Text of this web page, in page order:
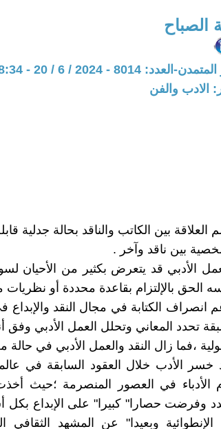
الصباح
العدد: 8014 - 2024 / 6 / 20 - 18:34
الادب والفن
العلاقة بين الكاتب والناقد بحالة جدلية
بين ناقد وآخر .
الأدبي قد يتعرض بكثير من الأحيان
الحق بالإلتزام بقاعدة محددة أو
انصراف الكتابة في مجال النقد والإبداع
تحدد المعاني وتحلل العمل الأدبي وفق
،فما زال النقد والعمل الأدبي في حالة
خسر الأدب خلال العقود السابقة في
الأدباء في العصور المنصرمة ؛حيث
وفرضت حصارا" كبيرا" على الإبداع بكل
وبعيدا" عن المشهد